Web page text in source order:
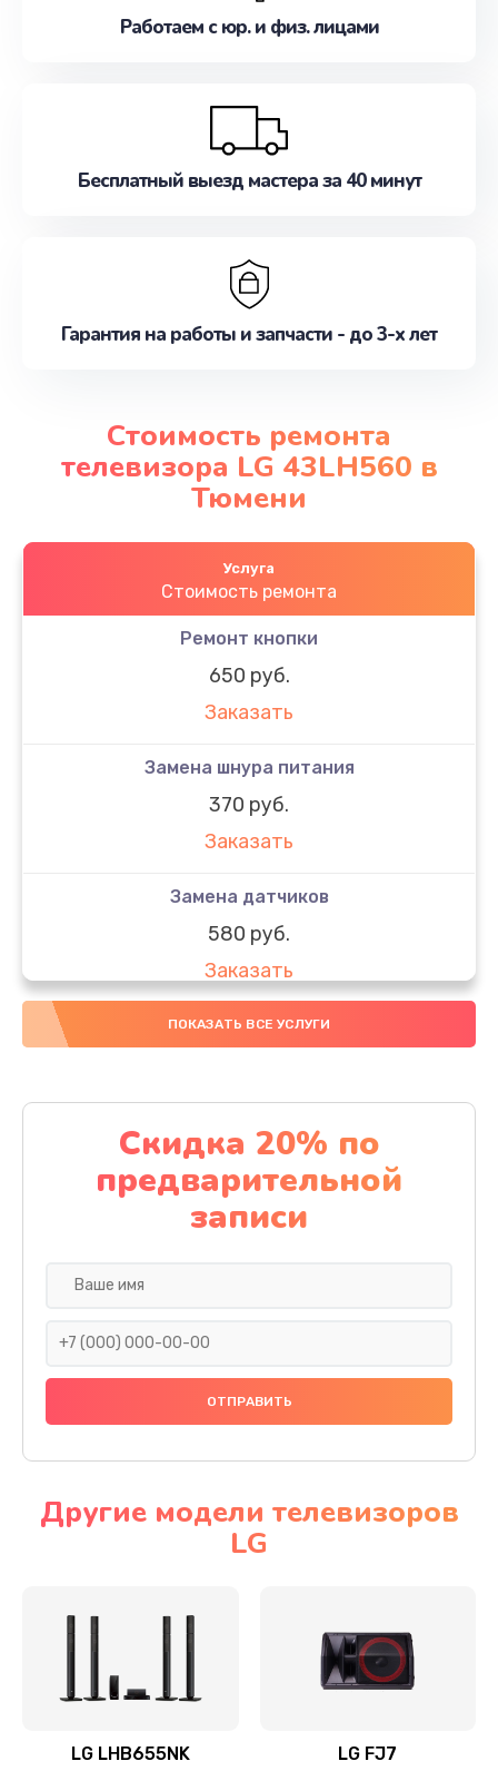
Работаем с юр. и физ. лицами
Бесплатный выезд мастера за 40 минут
Гарантия на работы и запчасти - до 3-х лет
Стоимость ремонта
телевизора LG 43LH560 в
Тюмени
Услуга
Стоимость ремонта
Ремонт кнопки
650 руб.
Заказать
Замена шнура питания
370 руб.
Заказать
Замена датчиков
580 руб.
Заказать
Комплексная чистка
Заказать
Замена дисплея (экрана)
2000 руб.
Заказать
Ремонт платы электроники
Прошивка
Ремонт механики привода
Ремонт / замена кнопок, клавиш, индикаторов,
ПОКАЗАТЬ ВСЕ УСЛУГИ
Скидка 20% по
предварительной
записи
Другие модели телевизоров
LG
LG LHB655NK LG FJ7